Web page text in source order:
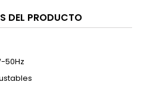
DEL PRODUCTO
50Hz